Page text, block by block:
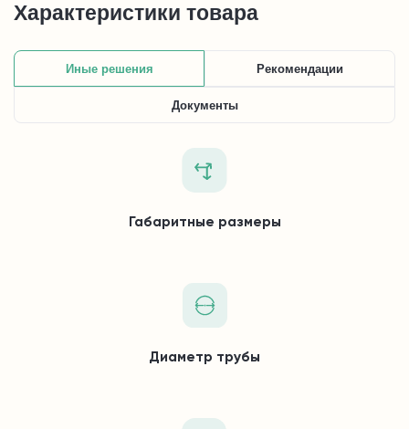
Характеристики товара
Иные решения Рекомендации
Документы
Габаритные размеры
Диаметр трубы